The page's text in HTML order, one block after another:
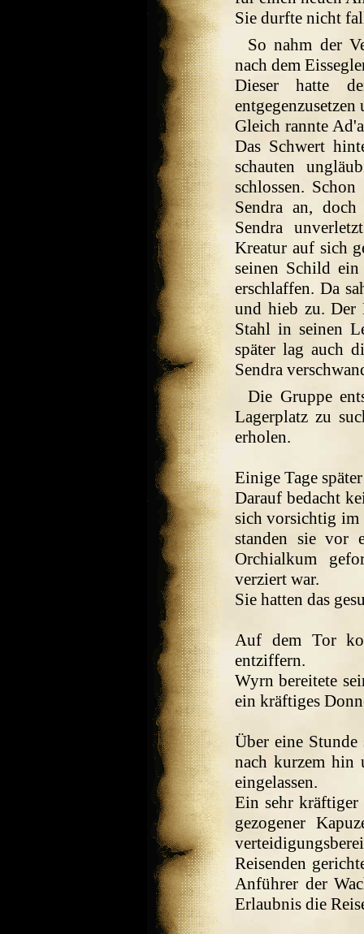
Sie durfte nicht
So nahm der
nach dem
Dieser hatte
Gleich rannte
Das Schwert
schauten
schlossen.
Sendra an,
Sendra
Kreatur auf sich
seinen Schild
erschlaffen. Da
und hieb zu. Der
Stahl in seinen
später lag auch
Sendra
Die Gruppe
Lagerplatz zu
erholen.
Einige Tage
Darauf bedacht
sich vorsichtig im
standen sie vor
Orchialkum
verziert war.
Sie hatten das
Auf dem Tor
entziffern.
Wyrn bereitete
ein kräftiges
Über eine
nach kurzem hin
eingelassen.
Ein sehr
gezogener
Reisenden
Anführer der
Erlaubnis die